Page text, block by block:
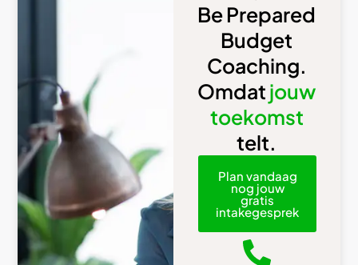
Be Prepared
Budget
Coaching.
Omdatjouw
toekomst
telt.
Plan vandaag
nog jouw
gratis
intakegesprek